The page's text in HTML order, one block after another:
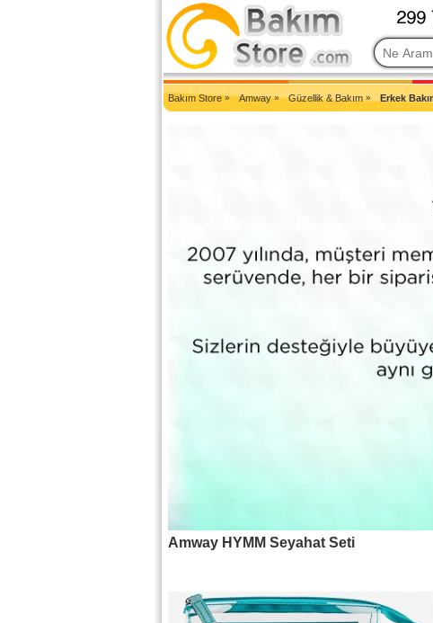
2007'den Beri Türkiye'nin En Güncel Bakım Ürünleri Eczane Sitesi
Bakım Store» Amway» Güzellik & Bakım » Erkek
Amway HYMM Seyahat Seti